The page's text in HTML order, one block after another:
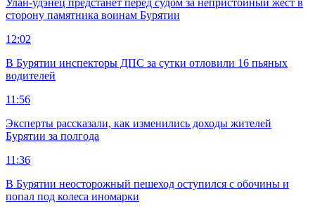
Улан-удэнец предстанет перед судом за непристойный жест в
сторону памятника воинам Бурятии
12:02
В Бурятии инспекторы ДПС за сутки отловили 16 пьяных
водителей
11:56
Эксперты рассказали, как изменились доходы жителей
Бурятии за полгода
11:36
В Бурятии неосторожный пешеход оступился с обочины и
попал под колеса иномарки